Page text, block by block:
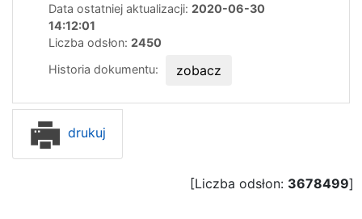
Data ostatniej aktualizacji: 2020-06-30
14:12:01
Liczba odsłon: 2450
Historia dokumentu:
zobacz
drukuj
[Liczba odsłon: 3678499]